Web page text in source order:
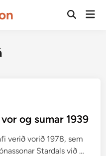
Open
og sumar 1939
verið vorið 1978, sem
Stardals við …